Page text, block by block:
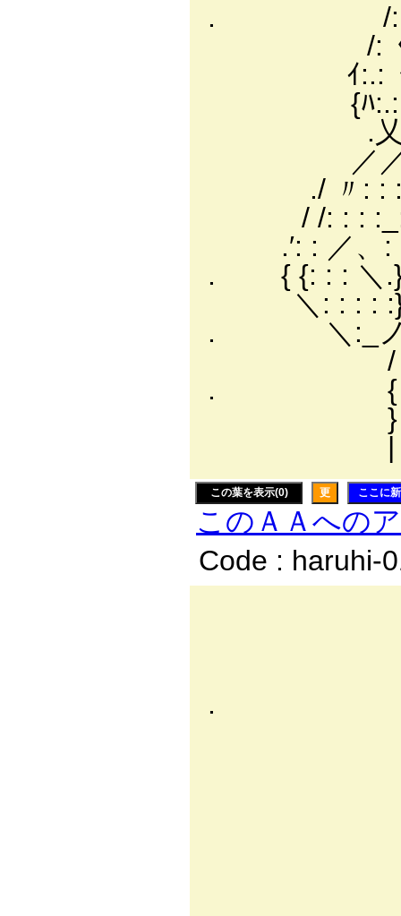
. /:ry:.:
/:〈/ｲ/
ｲ:.:〈l:.|
{ﾊ:.:.:|:.l
.乂ﾄ《:
／／:ヽ
./ 〃: : : : :
/ /: : : :_: :
.′: : ／、: :
. { {: : : ＼.}
＼: : : : :}
. ＼:_ノ
/ 丁ヾ
. { /: : :
} i: : : :
| l: : : :
この葉を表示(0) 更 ここに
このＡＡへの
Code : haruhi-
. /:.:.:〉/,